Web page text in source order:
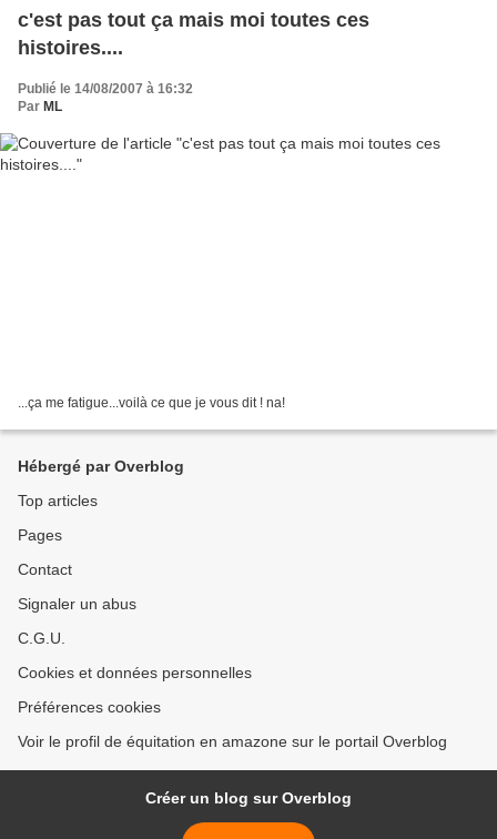
c'est pas tout ça mais moi toutes ces
histoires....
Publié le 14/08/2007 à 16:32
Par ML
...ça me fatigue...voilà ce que je vous dit ! na!
Hébergé par Overblog
Top articles
Pages
Contact
Signaler un abus
C.G.U.
Cookies et données personnelles
Préférences cookies
Voir le profil de équitation en amazone sur le portail Overblog
Créer un blog sur Overblog